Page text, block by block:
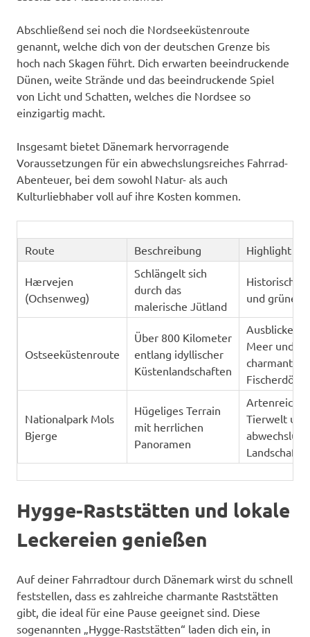
Abschließend sei noch die Nordseeküstenroute
genannt, welche dich von der deutschen Grenze bis
hoch nach Skagen führt. Dich erwarten beeindruckende
Dünen, weite Strände und das beeindruckende Spiel
von Licht und Schatten, welches die Nordsee so
einzigartig macht.
Insgesamt bietet Dänemark hervorragende
Voraussetzungen für ein abwechslungsreiches Fahrrad-
Abenteuer, bei dem sowohl Natur- als auch
Kulturliebhaber voll auf ihre Kosten kommen.
Route Beschreibung Highlight
Hærvejen
(Ochsenweg)
Schlängelt sich
durch das
malerische Jütland
Historische
und grüne
Ostseeküstenroute
Über 800 Kilometer
entlang idyllischer
Küstenlandschaften
Ausblicke
Meer und
charmante
Nationalpark Mols
Bjerge
Hügeliges Terrain
mit herrlichen
Panoramen
Artenreiche
Tierwelt und
Hygge-Raststätten und lokale
Leckereien genießen
Auf deiner Fahrradtour durch Dänemark wirst du schnell
feststellen, dass es zahlreiche charmante Raststätten
gibt, die ideal für eine Pause geeignet sind. Diese
sogenannten „Hygge-Raststätten“ laden dich ein, in